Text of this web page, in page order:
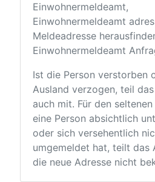
Einwohnermeldeamt,
Einwohnermeldeamt
Meldeadresse
Einwohnermeldeamt
Ist die Person verstorben
Ausland verzogen, teil
auch mit. Für den
eine Person absichtlich
oder sich versehentlich
umgemeldet hat, teilt das
die neue Adresse nicht